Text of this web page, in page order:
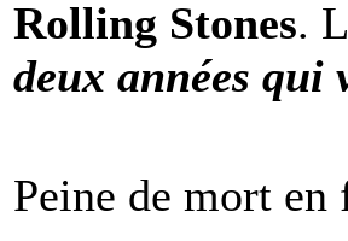
Rolling Stones.
deux années qui
Peine de mort en